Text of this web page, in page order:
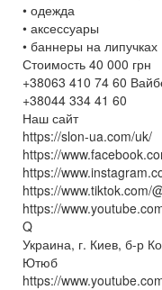
• одежда
• аксессуары
• баннеры на липучках
Стоимость 40 000 грн
+38063 410 74 60
+38044 334 41 60
Наш сайт
https://slon-ua.com/uk/
https://
https://
https://www.tiktok.com/
https://
Q
Украина, г. Киев, б-р
Ютюб
https://